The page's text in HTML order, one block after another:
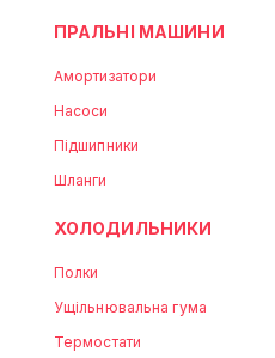
ПРАЛЬНІ МАШИНИ
Амортизатори
Насоси
Підшипники
Шланги
ХОЛОДИЛЬНИКИ
Полки
Ущільнювальна гума
Термостати